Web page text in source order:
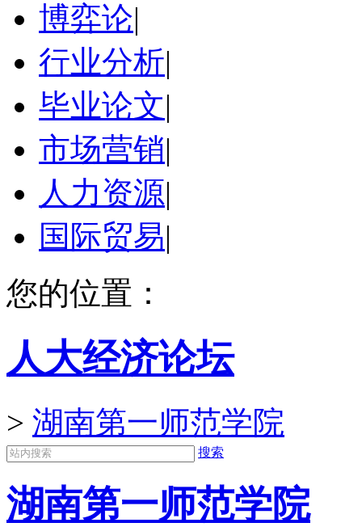
博弈论|
行业分析|
毕业论文|
市场营销|
人力资源|
国际贸易|
您的位置：
人大经济论坛
> 湖南第一师范学院
搜索
湖南第一师范学院